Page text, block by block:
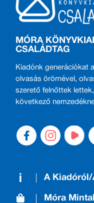
MÓRA
CSALÁDTAG
Kiadónk generációkat
olvasás örömével,
szerető felnőttek
következő
A
Móra